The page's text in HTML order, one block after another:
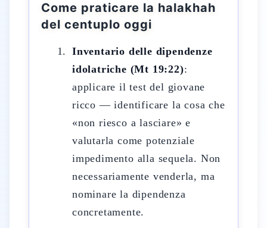
Come praticare la halakhah
del centuplo oggi
Inventario delle dipendenze
idolatriche (Mt 19:22):
applicare il test del giovane
ricco — identificare la cosa che
«non riesco a lasciare» e
valutarla come potenziale
impedimento alla sequela. Non
necessariamente venderla, ma
nominare la dipendenza
concretamente.